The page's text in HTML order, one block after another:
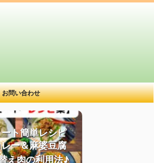
お問い合わせ
ト簡単レシピ
ー＆麻婆豆腐
え肉の利用法♪